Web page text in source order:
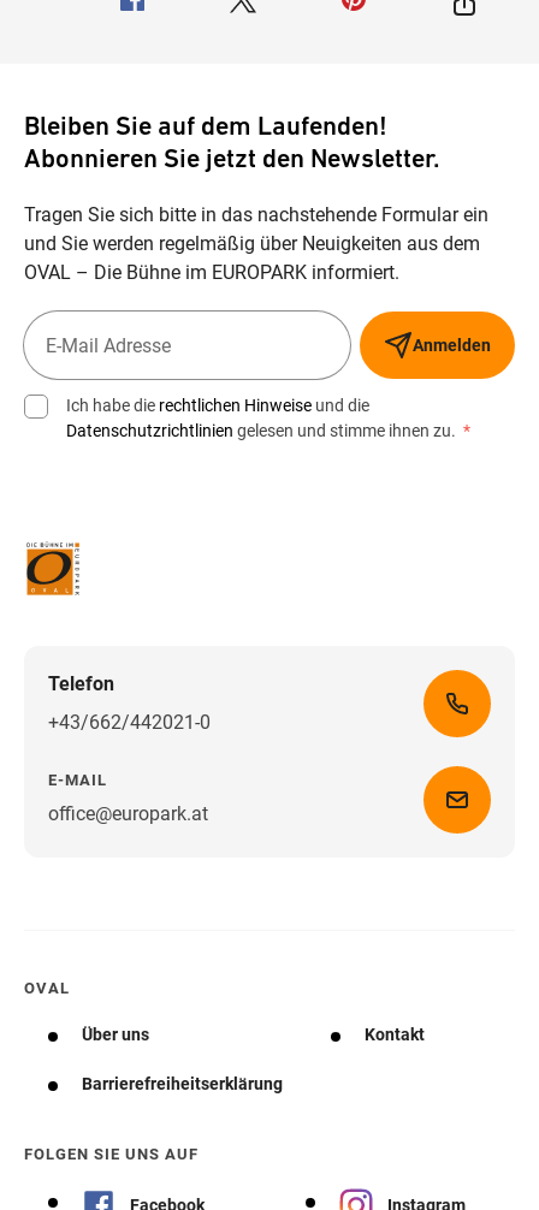
Bleiben Sie auf dem Laufenden!
Abonnieren Sie jetzt den Newsletter.
Tragen Sie sich bitte in das nachstehende Formular ein
und Sie werden regelmäßig über Neuigkeiten aus dem
OVAL – Die Bühne im EUROPARK informiert.
Anmelden
Ich habe die rechtlichen Hinweise und die
Datenschutzrichtlinien gelesen und stimme ihnen zu. *
Telefon
+43/662/442021-0
E-MAIL
office@europark.atWegbeschreibung erhalten
OVAL
Über uns Kontakt
Barrierefreiheitserklärung
FOLGEN SIE UNS AUF
Facebook Instagram